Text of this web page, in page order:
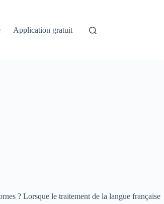
Application gratuit
? Lorsque le traitement de la langue française